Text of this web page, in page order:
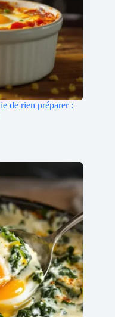
de rien préparer :